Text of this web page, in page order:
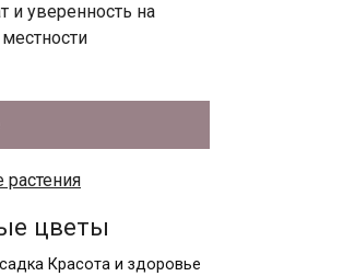
и уверенность на
цветы
Красота и здоровье